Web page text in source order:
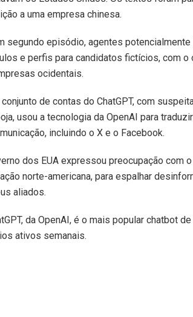
a uma empresa chinesa.
segundo episódio, agentes
e perfis para candidatos fictícios, com
ocidentais.
conjunto de contas do ChatGPT, com
usou a tecnologia da OpenAI para
incluindo o X e o Facebook.
dos EUA expressou preocupação com
norte-americana, para espalhar
aliados.
da OpenAI, é o mais popular chatbot
ativos semanais.